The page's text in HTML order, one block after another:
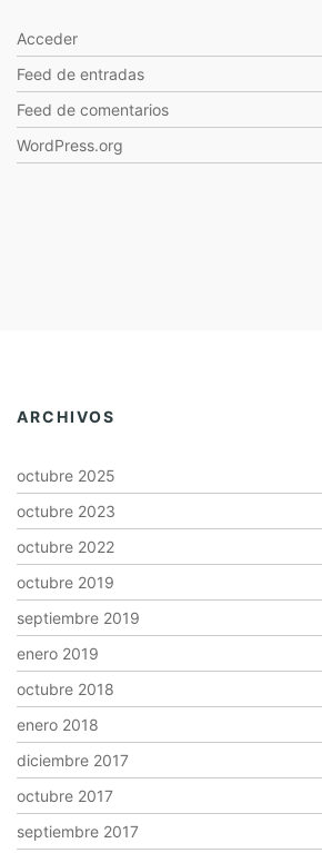
Acceder
Feed de entradas
Feed de comentarios
WordPress.org
ARCHIVOS
octubre 2025
octubre 2023
octubre 2022
octubre 2019
septiembre 2019
enero 2019
octubre 2018
enero 2018
diciembre 2017
octubre 2017
septiembre 2017